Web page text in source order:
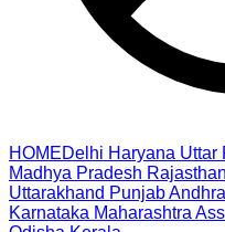
HOMEDelhi Haryana Uttar
Madhya Pradesh Rajasthan
Uttarakhand Punjab
Karnataka Maharashtra